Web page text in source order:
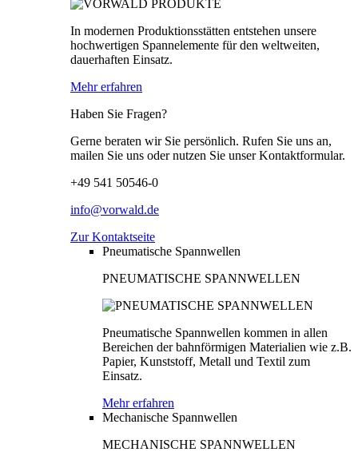
In modernen Produktionsstätten entstehen unsere
hochwertigen Spannelemente für den weltweiten,
dauerhaften Einsatz.
Mehr erfahren
Haben Sie Fragen?
Gerne beraten wir Sie persönlich. Rufen Sie uns an,
mailen Sie uns oder nutzen Sie unser Kontaktformular.
+49 541 50546-0
info@vorwald.de
Zur Kontaktseite
Pneumatische Spannwellen
PNEUMATISCHE SPANNWELLEN
Pneumatische Spannwellen kommen in allen
Bereichen der bahnförmigen Materialien wie z.B.
Papier, Kunststoff, Metall und Textil zum
Einsatz.
Mehr erfahren
Mechanische Spannwellen
MECHANISCHE SPANNWELLEN